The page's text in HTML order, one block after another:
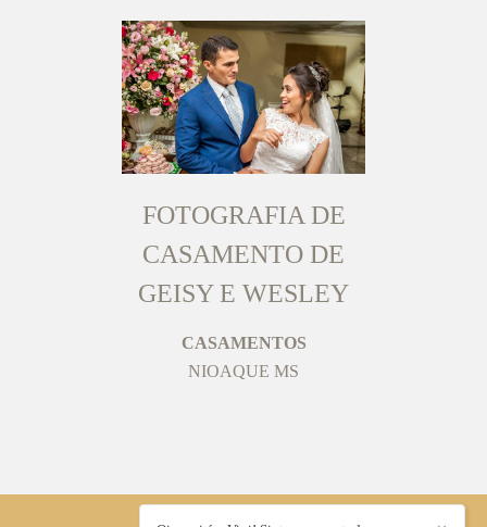
FOTOGRAFIA DE
CASAMENTO DE
GEISY E WESLEY
CASAMENTOS
NIOAQUE MS